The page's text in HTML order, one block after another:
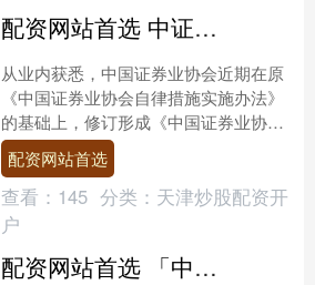
配资网站首选 中证协拟修订自律措施实施办法，首次明确自律检查全流程相关工作
从业内获悉，中国证券业协会近期在原
《中国证券业协会自律措施实施办法》
的基础上，修订形成《中国证券业协会
自律措施实施办法（征求意见稿）》，
目前正在征求行业意见。记....
配资网站首选
查看： 145 分类： 天津炒股配资开
户
配资网站首选 「中国式方案」点亮AI黄金时代｜36氪2025 AI Partner百业大会核心看点剧透